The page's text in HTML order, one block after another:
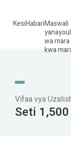
KesiHabariMaswali
wa mara
kwa
Vifaa vya
Seti 1,500